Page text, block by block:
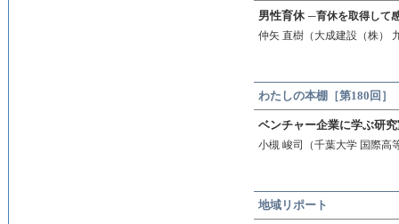
男性育休 ─育休を取得して
仲矢 直樹（大成建設（株）
わたしの本棚［第180回］
ベンチャー企業に学ぶ研
小槻 峻司（千葉大学 国際高
地域リポート